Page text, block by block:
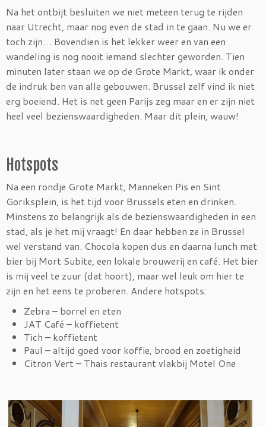
Na het ontbijt besluiten we niet meteen terug te rijden
naar Utrecht, maar nog even de stad in te gaan. Nu we er
toch zijn… Bovendien is het lekker weer en van een
wandeling is nog nooit iemand slechter geworden. Tien
minuten later staan we op de Grote Markt, waar ik onder
de indruk ben van alle gebouwen. Brussel zelf vind ik niet
erg boeiend. Het is net geen Parijs zeg maar en er zijn niet
heel veel bezienswaardigheden. Maar dit plein, wauw!
Hotspots
Na een rondje Grote Markt, Manneken Pis en Sint
Goriksplein, is het tijd voor Brussels eten en drinken.
Minstens zo belangrijk als de bezienswaardigheden in een
stad, als je het mij vraagt! En daar hebben ze in Brussel
wel verstand van. Chocola kopen dus en daarna lunch met
bier bij Mort Subite, een lokale brouwerij en café. Het bier
is mij veel te zuur (dat hoort), maar wel leuk om hier te
zijn en het eens te proberen. Andere hotspots:
Zebra – borrel en eten
JAT Café – koffietent
Tich – koffietent
Paul – altijd goed voor koffie, brood en zoetigheid
Citron Vert – Thais restaurant vlakbij Motel One